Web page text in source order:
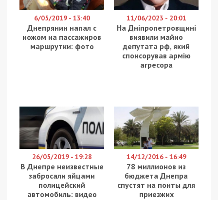
6/05/2019 - 13:40
Днепрянин напал с
ножом на пассажиров
маршрутки: фото
11/06/2023 - 20:01
На Дніпропетровщині
виявили майно
депутата рф, який
спонсорував армію
агресора
26/05/2019 - 19:28
В Днепре неизвестные
забросали яйцами
полицейский
автомобиль: видео
14/12/2016 - 16:49
78 миллионов из
бюджета Днепра
спустят на понты для
приезжих